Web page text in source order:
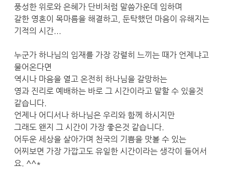
풍성한 위로와 은혜가 단비처럼 말씀가운데 임하며
갈한 영혼이 목마름을 해결하고, 둔탁했던 마음이 유해지는
기적의 시간...
누군가 하나님의 임재를 가장 강렬히 느끼는 때가 언제냐고
물어온다면
역시나 마음을 열고 온전히 하나님을 갈망하는
영과 진리로 예배하는 바로 그 시간이라고 말할 수 있을것
같습니다.
언제나 어디서나 하나님은 우리와 함께 하시지만
그래도 왠지 그 시간이 가장 좋은것 같습니다.
어두운 세상을 살아가며 천국의 기쁨을 맛볼 수 있는
어찌보면 가장 가깝고도 유일한 시간이라는 생각이 들어서
요. ^^*